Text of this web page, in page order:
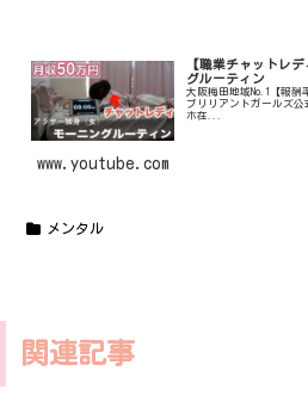
【職業チャットレ
グルーティン
大阪梅田地域No.1【報酬
ブリリアントガールズ公
ホ在...
www.youtube.com
メンタル
関連記事